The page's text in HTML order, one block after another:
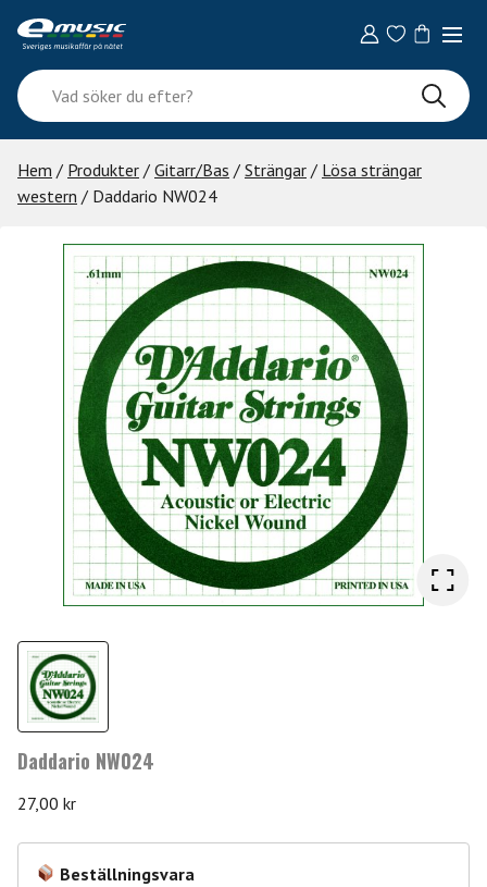
content
Vad
söker
du
efter?
Hem / Produkter / Gitarr/Bas / Strängar / Lösa strängar
western / Daddario NW024
Daddario NW024
27,00 kr
Beställningsvara